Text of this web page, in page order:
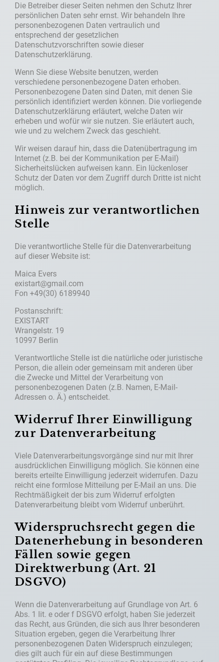
Die Betreiber dieser Seiten nehmen den Schutz Ihrer
persönlichen Daten sehr ernst. Wir behandeln Ihre
personenbezogenen Daten vertraulich und
entsprechend der gesetzlichen
Datenschutzvorschriften sowie dieser
Datenschutzerklärung.
Wenn Sie diese Website benutzen, werden
verschiedene personenbezogene Daten erhoben.
Personenbezogene Daten sind Daten, mit denen Sie
persönlich identifiziert werden können. Die vorliegende
Datenschutzerklärung erläutert, welche Daten wir
erheben und wofür wir sie nutzen. Sie erläutert auch,
wie und zu welchem Zweck das geschieht.
Wir weisen darauf hin, dass die Datenübertragung im
Internet (z.B. bei der Kommunikation per E-Mail)
Sicherheitslücken aufweisen kann. Ein lückenloser
Schutz der Daten vor dem Zugriff durch Dritte ist nicht
möglich.
Hinweis zur verantwortlichen
Stelle
Die verantwortliche Stelle für die Datenverarbeitung
auf dieser Website ist:
Maica Evers
existart@gmail.com
Fon +49(30) 6189940
Postanschrift:
EXISTART
Wrangelstr. 19
10997 Berlin
Verantwortliche Stelle ist die natürliche oder juristische
Person, die allein oder gemeinsam mit anderen über
die Zwecke und Mittel der Verarbeitung von
personenbezogenen Daten (z.B. Namen, E-Mail-
Adressen o. Ä.) entscheidet.
Widerruf Ihrer Einwilligung
zur Datenverarbeitung
Viele Datenverarbeitungsvorgänge sind nur mit Ihrer
ausdrücklichen Einwilligung möglich. Sie können eine
bereits erteilte Einwilligung jederzeit widerrufen. Dazu
reicht eine formlose Mitteilung per E-Mail an uns. Die
Rechtmäßigkeit der bis zum Widerruf erfolgten
Datenverarbeitung bleibt vom Widerruf unberührt.
Widerspruchsrecht gegen die
Datenerhebung in besonderen
Fällen sowie gegen
Direktwerbung (Art. 21
DSGVO)
Wenn die Datenverarbeitung auf Grundlage von Art. 6
Abs. 1 lit. e oder f DSGVO erfolgt, haben Sie jederzeit
das Recht, aus Gründen, die sich aus Ihrer besonderen
Situation ergeben, gegen die Verarbeitung Ihrer
personenbezogenen Daten Widerspruch einzulegen;
dies gilt auch für ein auf diese Bestimmungen